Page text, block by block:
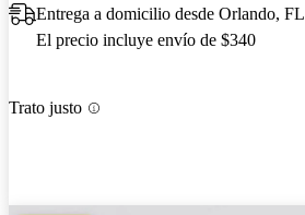
Entrega a domicilio desde Orlando, FL
El precio incluye envío de $340
Trato justo